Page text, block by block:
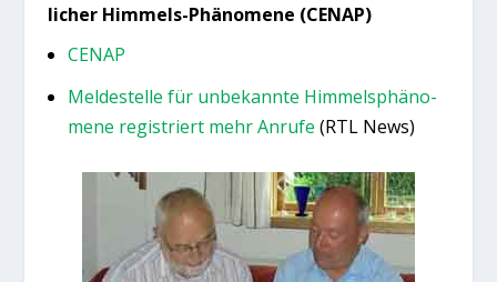
li­cher Him­mels-Phä­no­me­ne (CENAP)
CENAP
Mel­de­stel­le für unbe­kan­n­te Him­melsp­hä­no­
me­ne regi­stri­ert mehr Anru­fe (RTL News)